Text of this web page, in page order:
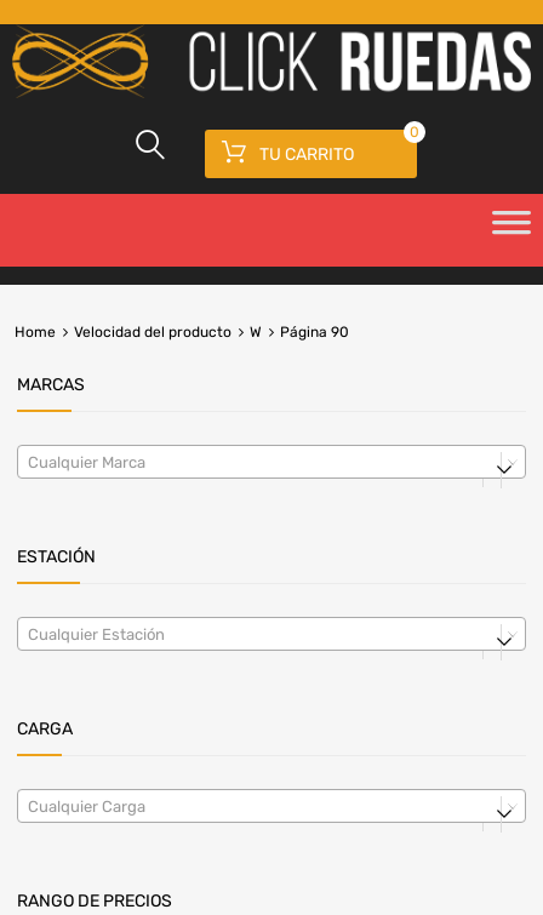
TU CARRITO
0
Home Velocidad del producto W Página 90
MARCAS
Cualquier Marca
ESTACIÓN
Cualquier Estación
CARGA
Cualquier Carga
RANGO DE PRECIOS